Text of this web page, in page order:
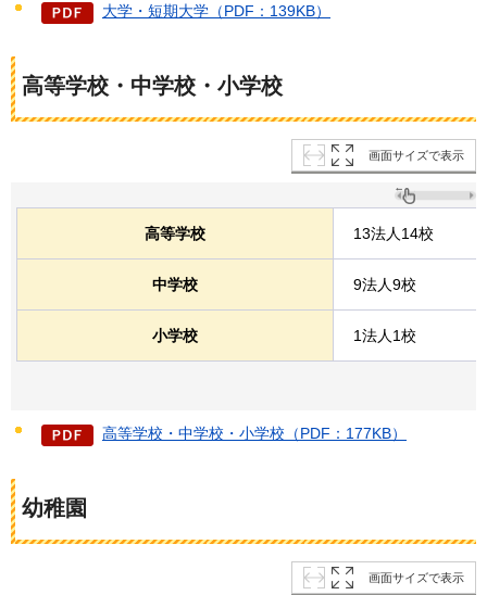
大学・短期大学（PDF：139KB）
高等学校・中学校・小学校
画面サイズで表示
高等学校 13法人14校
中学校 9法人9校
小学校 1法人1校
高等学校・中学校・小学校（PDF：177KB）
幼稚園
画面サイズで表示